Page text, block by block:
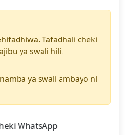
Tafadhali cheki
ya swali hili.
ya swali ambayo ni
WhatsApp